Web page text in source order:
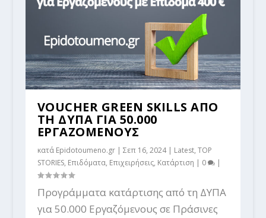
VOUCHER GREEN SKILLS ΑΠΟ
ΤΗ ΔΥΠΑ ΓΙΑ 50.000
EΡΓΑΖΟΜΕΝΟΥΣ
κατά Epidotoumeno.gr| Σεπ 16, 2024| Latest, TOP
STORIES, Επιδόματα, Επιχειρήσεις, Κατάρτιση | 0 |
Προγράμματα κατάρτισης από τη ΔΥΠΑ
για 50.000 Εργαζόμενους σε Πράσινες